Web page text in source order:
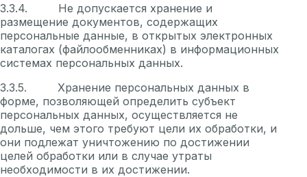
3.3.4. Не допускается хранение и
размещение документов, содержащих
персональные данные, в открытых электронных
каталогах (файлообменниках) в информационных
системах персональных данных.
3.3.5. Хранение персональных данных в
форме, позволяющей определить субъект
персональных данных, осуществляется не
дольше, чем этого требуют цели их обработки, и
они подлежат уничтожению по достижении
целей обработки или в случае утраты
необходимости в их достижении.